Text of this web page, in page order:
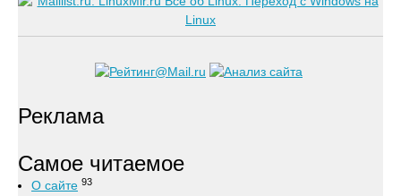
Реклама
Самое читаемое
О сайте 93